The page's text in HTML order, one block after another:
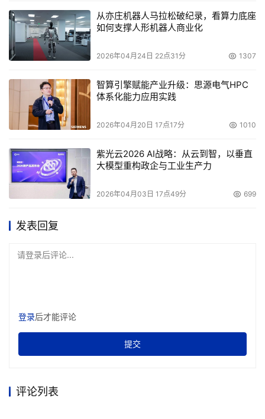
配额项主要用于具体查看、更改、添加、删除对某
一用户的配额，即在上面磁盘配额中所设置的是对后来所创
建的所有用户都起作用，而配额项使我们可以具体对某一用
户进行设置。我们只要单击上图的“配额项”，就会出现如图
在这一窗口中列出了当前已经设置了配额的所有用
户账号使用磁盘空间的情况，双击相应用户，可以更改这一
只要选择相应用户，选择“配额”选单中的“删除配额项”。对
于在“启用配额管理”之前创建的用户，我们可以选择“配额”
选单中的“新建配额项”，弹出下面用于选择用户建立配额项
的对话窗口，我们可以选择一个或一批还没有创建配额的用
共享文件夹，则用户对这两个文件夹的使用不能超过已指派
的Ｆ卷配额。如果单个物理磁盘包含多个卷，并把配额应用
到每个卷，则每个卷配额只适于特定的卷。例如，如果您共
从亦庄机器人马拉松破纪录，看算力底座
如何支撑人形机器人商业化
2026年04月24日 22点31分 1307
智算引擎赋能产业升级：思源电气HPC
体系化能力应用实践
2026年04月20日 17点17分 1010
紫光云2026 AI战略：从云到智，以垂直
大模型重构政企与工业生产力
2026年04月03日 17点49分 699
发表回复
请登录后评论...
登录后才能评论
提交
评论列表